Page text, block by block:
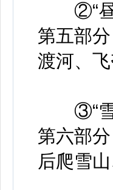
②“昼夜
第五部
渡河、飞
③“雪山
第六部
后爬雪